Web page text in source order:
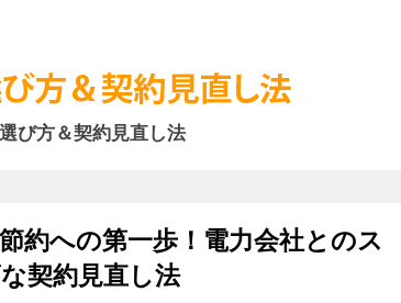
び方＆契約見直し法
約への第一歩！電力会社とのス
契約見直し法